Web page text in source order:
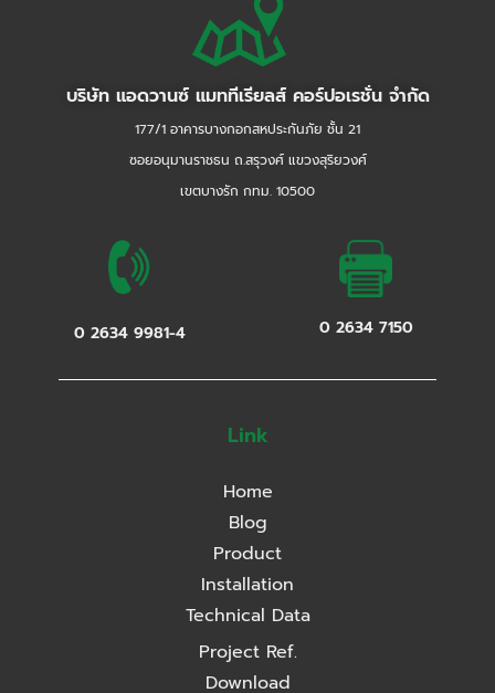
บริษัท แอดวานซ์ แมททีเรียลส์ คอร์ปอเรชั่น จำกัด
177/1 อาคารบางกอกสหประกันภัย ชั้น 21
ซอยอนุมานราชธน ถ.สรุวงศ์ แขวงสุริยวงศ์
เขตบางรัก กทม. 10500
0 2634 9981-4 0 2634 7150
Link
Home
Blog
Product
Installation
Technical Data
Project Ref.
Download